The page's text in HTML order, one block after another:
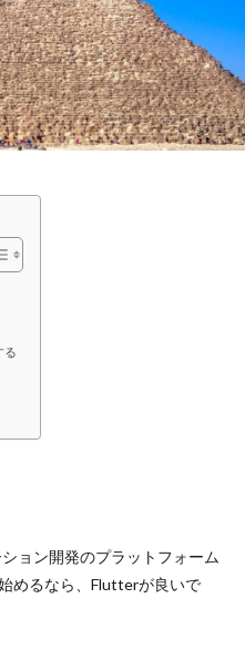
る
ョン開発のプラットフォーム
めるなら、Flutterが良いで